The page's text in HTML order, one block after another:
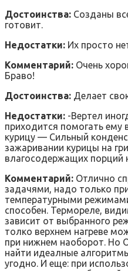
Достоинства: Созданы
готовит.
Недостатки: Их просто
Комментарий: Очень
Браво!
Достоинства: Делает
Недостатки: -Вертел
приходится помогать ему
курицу — Сильный
зажаривании курицы на
влагосодержащих порций
Комментарий: Отлично
задачями, надо только
температурными
способен. Термореле,
зависит от выбранного
толко верхнем нагреве
при нижнем наоборот.
найти идеалные
угодно. И еще: при